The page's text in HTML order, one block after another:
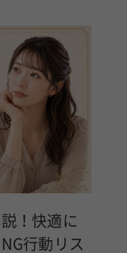
！快適に
行動リス